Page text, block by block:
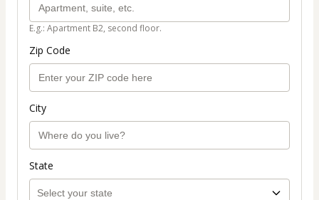
E.g.: Apartment B2, second floor.
Zip Code
City
State